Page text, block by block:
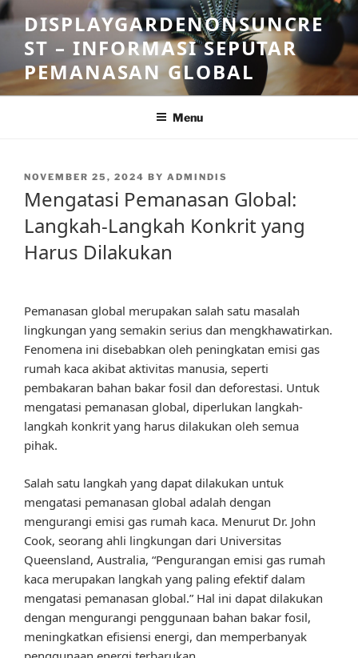
Skip
to
content
DISPLAYGARDENONSUNCRE
ST – INFORMASI SEPUTAR
PEMANASAN GLOBAL
Menu
POSTED
NOVEMBER 25, 2024 BY ADMINDIS
Mengatasi Pemanasan Global:
Langkah-Langkah Konkrit yang
Harus Dilakukan
Pemanasan global merupakan salah satu masalah
lingkungan yang semakin serius dan mengkhawatirkan.
Fenomena ini disebabkan oleh peningkatan emisi gas
rumah kaca akibat aktivitas manusia, seperti
pembakaran bahan bakar fosil dan deforestasi. Untuk
mengatasi pemanasan global, diperlukan langkah-
langkah konkrit yang harus dilakukan oleh semua
pihak.
Salah satu langkah yang dapat dilakukan untuk
mengatasi pemanasan global adalah dengan
mengurangi emisi gas rumah kaca. Menurut Dr. John
Cook, seorang ahli lingkungan dari Universitas
Queensland, Australia, “Pengurangan emisi gas rumah
kaca merupakan langkah yang paling efektif dalam
mengatasi pemanasan global.” Hal ini dapat dilakukan
dengan mengurangi penggunaan bahan bakar fosil,
meningkatkan efisiensi energi, dan memperbanyak